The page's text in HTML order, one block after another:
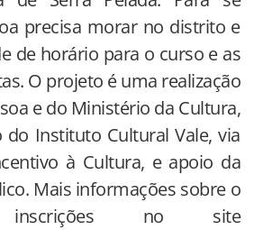
precisa morar no distrito e
de horário para o curso e as
O projeto é uma realização
e do Ministério da Cultura,
Instituto Cultural Vale, via
à Cultura, e apoio da
Mais informações sobre o
no site